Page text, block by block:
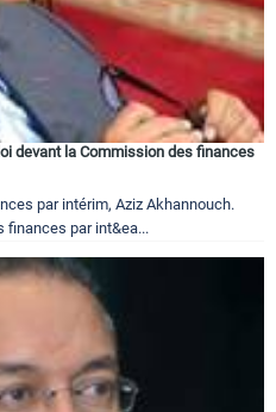
devant la Commission des finances
par intérim, Aziz Akhannouch.
finances par int&ea...